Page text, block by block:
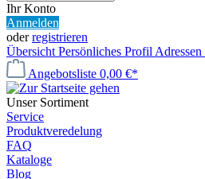
Ihr Konto
Anmelden
oderregistrieren
Übersicht Persönliches Profil Adressen
Angebotsliste 0,00 €*
Unser Sortiment
Service
Produktveredelung
FAQ
Kataloge
Blog